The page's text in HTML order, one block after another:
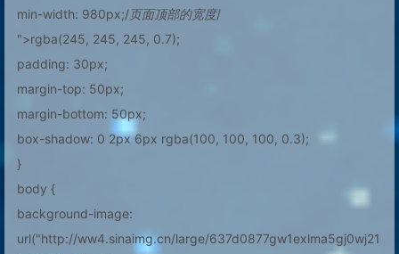
min-width: 980px;/页面顶部的宽度/
">rgba(245, 245, 245, 0.7);
padding: 30px;
margin-top: 50px;
margin-bottom: 50px;
box-shadow: 0 2px 6px rgba(100, 100, 100, 0.3);
}
body {
background-image:
url("http://ww4.sinaimg.cn/large/637d0877gw1exlma5gj0wj21